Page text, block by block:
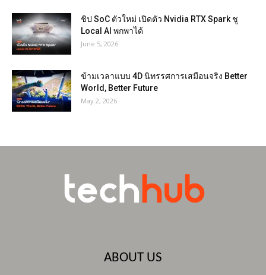
ชิป SoC ตัวใหม่ เปิดตัว Nvidia RTX Spark ชู
Local AI พกพาได้
June 5, 2026
ข้ามเวลาแบบ 4D นิทรรศการเสมือนจริง Better
World, Better Future
May 2, 2026
ABOUT US